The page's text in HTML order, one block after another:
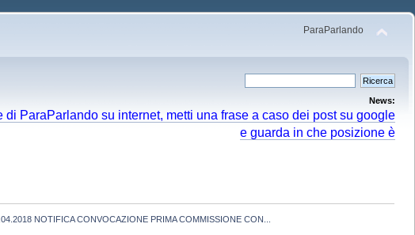
ParaParlando
News:
di ParaParlando su internet, metti una frase a caso dei post su google
e guarda in che posizione è
NOTIFICA CONVOCAZIONE PRIMA COMMISSIONE CON...